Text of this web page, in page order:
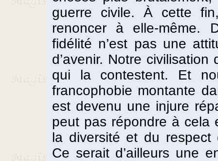
guerre civile. À cette
renoncer à elle-même.
fidélité n’est pas une
d’avenir. Notre
qui la contestent. Et
francophobie montante
est devenu une injure
peut pas répondre à cela
la diversité et du respect
Ce serait d’ailleurs une